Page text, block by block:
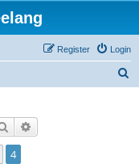
Login
Register
Search
4